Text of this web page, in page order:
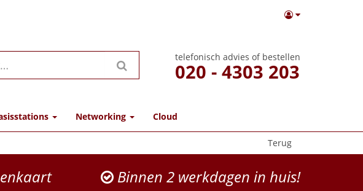
telefonisch advies of bestellen
020 - 4303 203
Networking Cloud
Terug
Binnen 2 werkdagen in huis!